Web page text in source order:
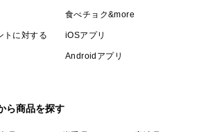
トに対する
食べチョク&more
iOSアプリ
Androidアプリ
ら商品を探す